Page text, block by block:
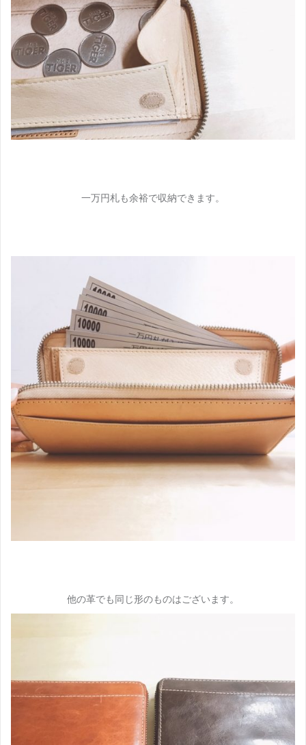
一万円札も余裕で収納できます。
他の革でも同じ形のものはございます。